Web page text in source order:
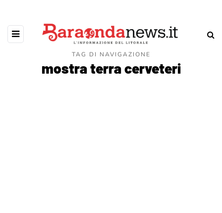
TAG DI NAVIGAZIONE
mostra terra cerveteri